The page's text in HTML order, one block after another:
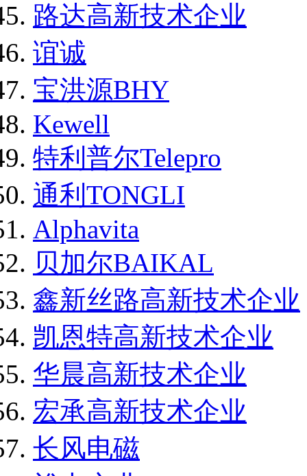
路达高新技术企业
谊诚
宝洪源BHY
Kewell
特利普尔Telepro
通利TONGLI
Alphavita
贝加尔BAIKAL
鑫新丝路高新技术企业
凯恩特高新技术企业
华晨高新技术企业
宏承高新技术企业
长风电磁